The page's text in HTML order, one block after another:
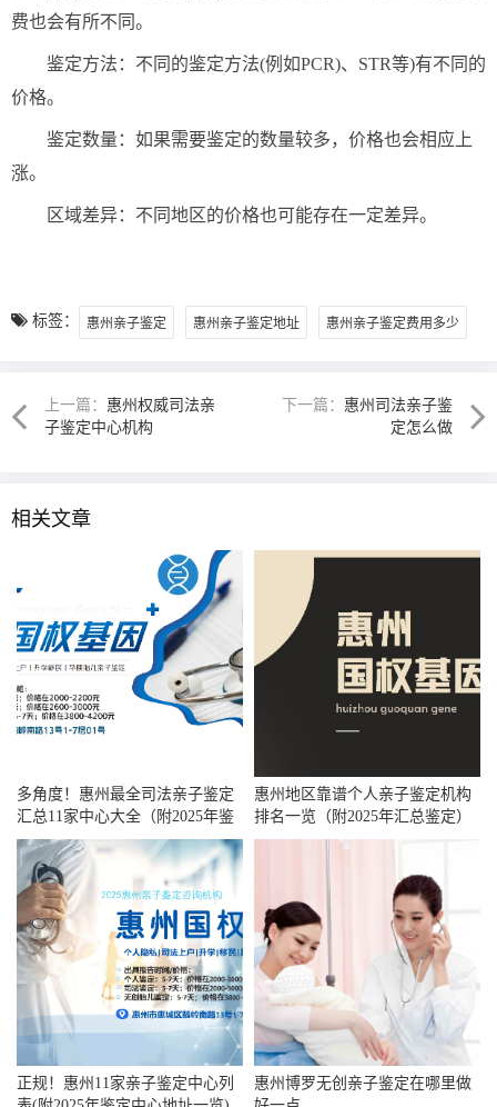
费也会有所不同。
鉴定方法：不同的鉴定方法(例如PCR)、STR等)有不同的
价格。
鉴定数量：如果需要鉴定的数量较多，价格也会相应上
涨。
区域差异：不同地区的价格也可能存在一定差异。
标签： 惠州亲子鉴定 惠州亲子鉴定地址 惠州亲子鉴定费用多少
上一篇： 惠州权威司法亲
子鉴定中心机构
下一篇： 惠州司法亲子鉴
定怎么做
相关文章
多角度！惠州最全司法亲子鉴定
汇总11家中心大全（附2025年鉴
定指南）
惠州地区靠谱个人亲子鉴定机构
排名一览（附2025年汇总鉴定）
正规！惠州11家亲子鉴定中心列
惠州博罗无创亲子鉴定在哪里做